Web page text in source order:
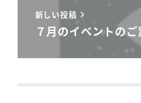
新しい投稿
７月のイベントのご